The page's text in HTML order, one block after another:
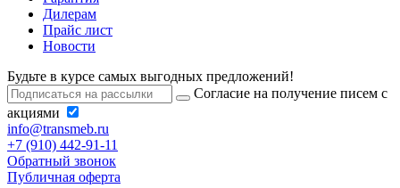
Дилерам
Прайс лист
Новости
Будьте в курсе самых выгодных предложений!
Согласие на получение писем с
акциями
info@transmeb.ru
+7 (910) 442-91-11
Обратный звонок
Публичная оферта